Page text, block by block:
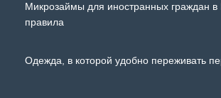
Микрозаймы для иностранных граждан
правила
Одежда, в которой удобно переживать